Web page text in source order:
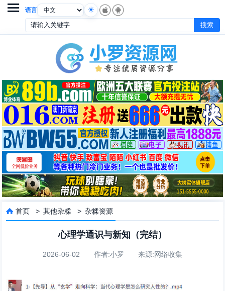
语言

 首页 >其他杂糅 >杂糅资源
心理学通识与新知（完结）
2026-06-02 作者:小罗 来源:网络收集